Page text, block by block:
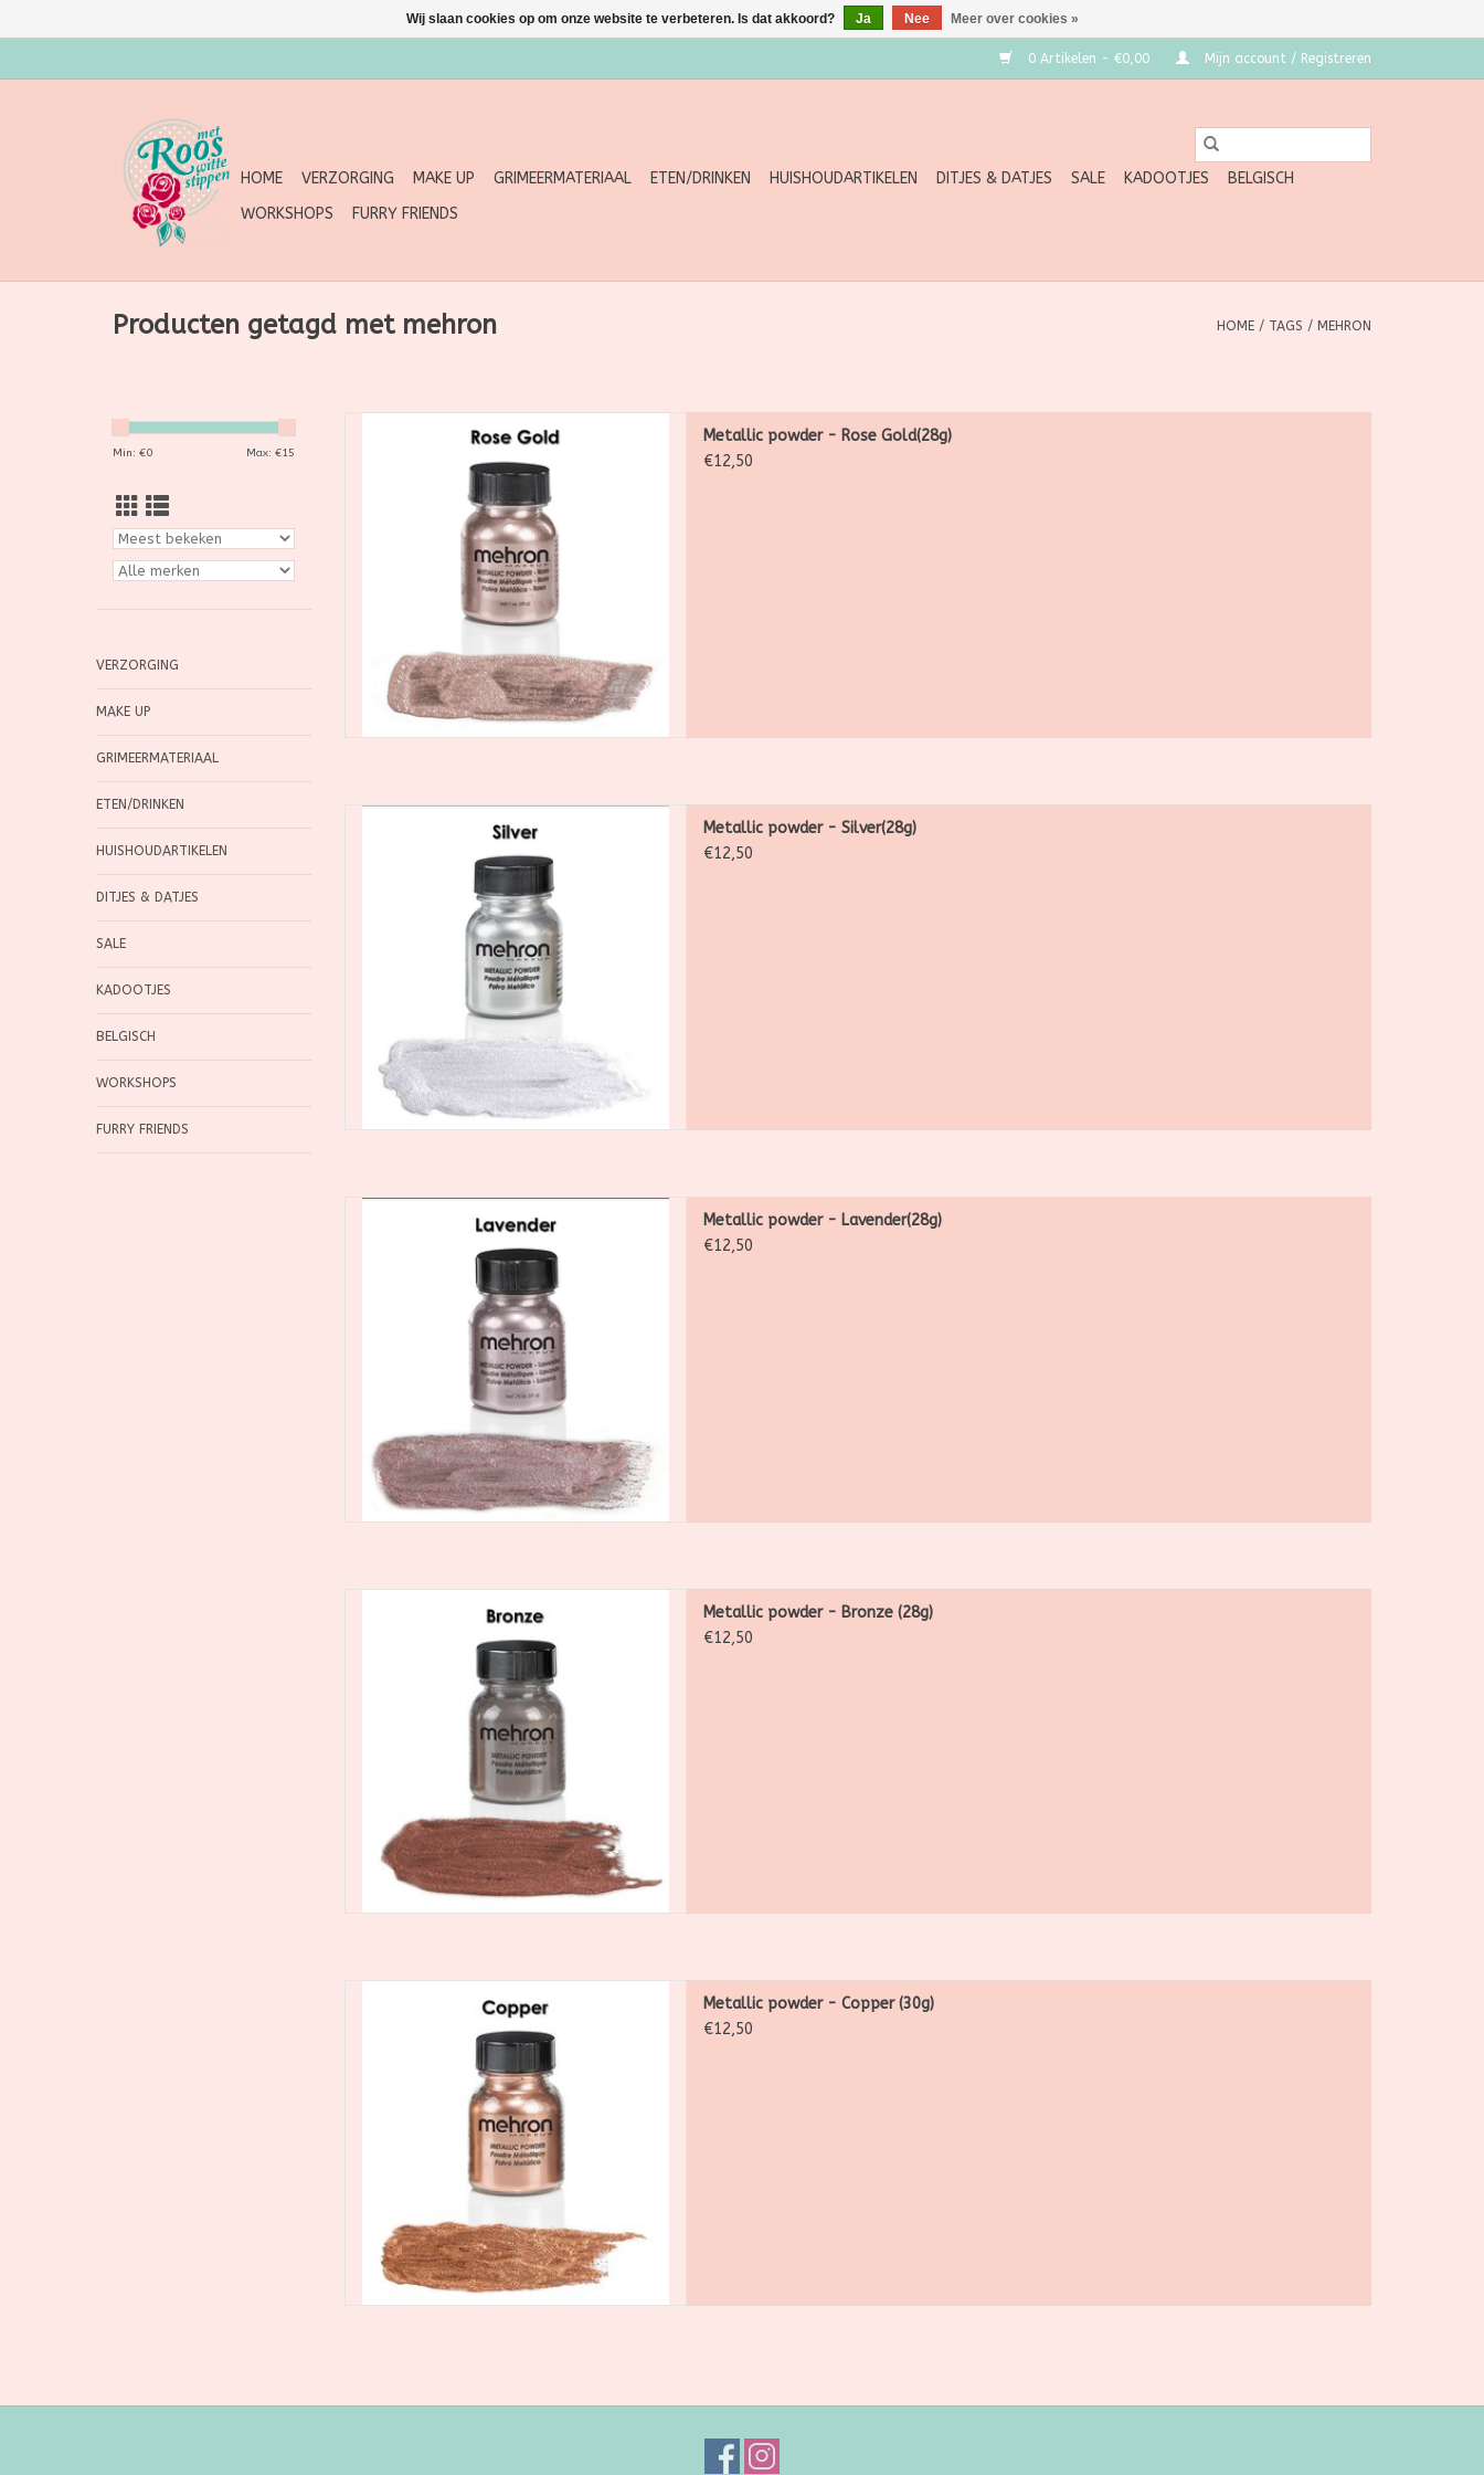
0 Artikelen - €0,00 Mijn account / Registreren
HOME VERZORGING MAKE UP GRIMEERMATERIAAL ETEN/DRINKEN HUISHOUDARTIKELEN DITJES & DATJES SALE KADOOTJES
BELGISCH
WORKSHOPS
FURRY FRIENDS
Producten getagd met mehron HOME / TAGS / MEHRON
Min: €0 Max: €15
VERZORGING
MAKE UP
GRIMEERMATERIAAL
ETEN/DRINKEN
HUISHOUDARTIKELEN
DITJES & DATJES
SALE
KADOOTJES
BELGISCH
WORKSHOPS
FURRY FRIENDS
poederpigment dat is gemaakt voor het creëren
van dramatische, hoogglanzende metallic
ontwerpen.
TOEVOEGEN AAN WINKELWAGEN
Metallic powder - Rose Gold(28g)
€12,50
poederpigment dat is gemaakt voor het creëren
van dramatische, hoogglanzende metallic
TOEVOEGEN AAN WINKELWAGEN
Metallic powder - Silver(28g)
€12,50
poederpigment dat is gemaakt voor het creëren
van dramatische, hoogglanzende metallic
TOEVOEGEN AAN WINKELWAGEN
Metallic powder - Lavender(28g)
€12,50
poederpigment dat gemaakt is voor het maken
van dramatische, hoogglanzende metallic
ontwerpen. Gebruik het losse poeder op zichzelf
om zachte metallic accenten te creëren
TOEVOEGEN AAN WINKELWAGEN
Metallic powder - Bronze (28g)
€12,50
poeder dat is gemaakt vr het creëren van
metallic ontwerpen. Gebruik het losse poeder op
zichzelf om zachte metallic accenten te creëren.
Meng het met Mixing Liquid om Metallic Powder
in een metaalverf
TOEVOEGEN AAN WINKELWAGEN
Metallic powder - Copper (30g)
€12,50
Wij slaan cookies op om onze website te verbeteren. Is dat akkoord? Ja Nee Meer over cookies »